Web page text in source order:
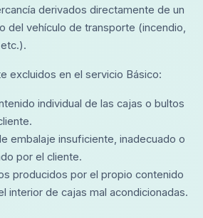
derivados directamente de un
del vehículo de transporte (incendio,
excluidos en el servicio Básico:
individual de las cajas o bultos
embalaje insuficiente, inadecuado o
por el cliente.
producidos por el propio contenido
interior de cajas mal acondicionadas.